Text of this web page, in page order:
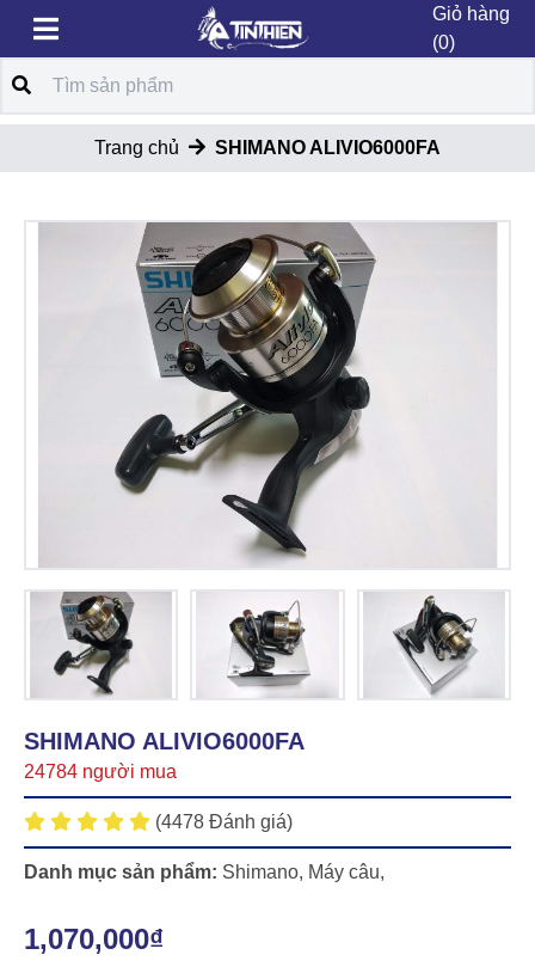
Giỏ hàng
(0)
Trang chủ SHIMANO ALIVIO6000FA
SHIMANO ALIVIO6000FA
24784 người mua
(4478 Đánh giá)
Danh mục sản phẩm: Shimano, Máy câu,
1,070,000₫